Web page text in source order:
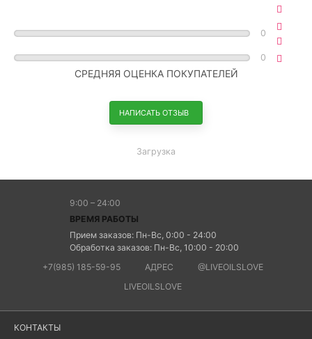
0
0
СРЕДНЯЯ ОЦЕНКА ПОКУПАТЕЛЕЙ
НАПИСАТЬ ОТЗЫВ
Загрузка
9:00 – 24:00
ВРЕМЯ РАБОТЫ
Прием заказов: Пн-Вс, 0:00 - 24:00
Обработка заказов: Пн-Вс, 10:00 - 20:00
+7(985) 185-59-95
АДРЕС
@LIVEOILSLOVE
LIVEOILSLOVE
КОНТАКТЫ